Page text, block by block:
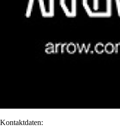
Kontaktdaten: